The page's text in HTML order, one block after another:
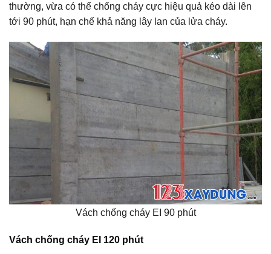
thường, vừa có thể chống cháy cực hiệu quả kéo dài lên
tới 90 phút, hạn chế khả năng lây lan của lửa cháy.
Vách chống cháy EI 90 phút
Vách chống cháy EI 120 phút